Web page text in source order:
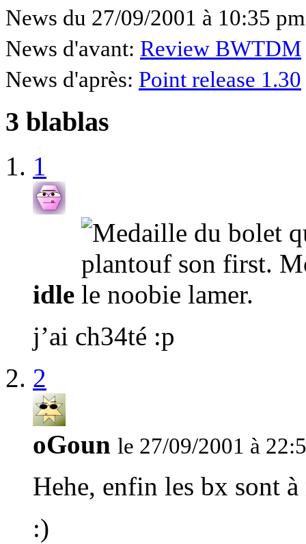
News du 27/09/2001 à 10:35
News d'avant: Review BWTDM
News d'après: Point release 1.30
3 blablas
1
idle
j’ai ch34té :p
2
oGoun le 27/09/2001 à
Hehe, enfin les bx sont
:)